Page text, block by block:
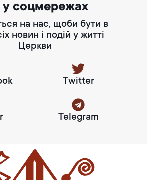
соцмережах
на нас, щоби бути в
новин і подій у житті
Церкви
Twitter
Telegram